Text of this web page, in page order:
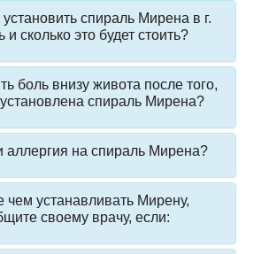
спираль Мирена в г.
сколько это будет стоить?
боль внизу живота после того,
спираль Мирена?
аллергия на спираль Мирена?
чем устанавливать Мирену,
своему врачу, если: